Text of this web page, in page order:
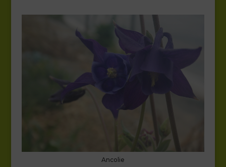
Ancolie